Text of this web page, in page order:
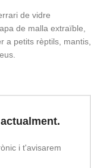
de vidre
de malla extraïble,
a petits rèptils, mantis,
i t'avisarem